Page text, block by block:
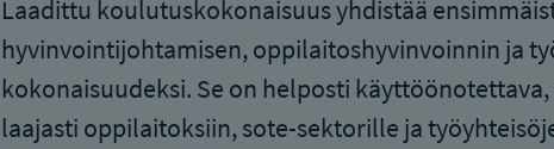
Laadittu koulutuskokonaisuus yhdistää
hyvinvointijohtamisen, oppilaitoshyvinvoinnin ja
kokonaisuudeksi. Se on helposti
laajasti oppilaitoksiin, sote-sektorille ja